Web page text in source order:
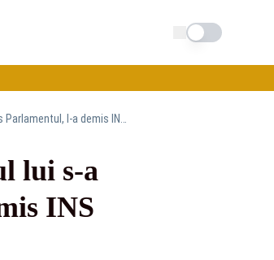
Schimba tema
lui s-a
INS